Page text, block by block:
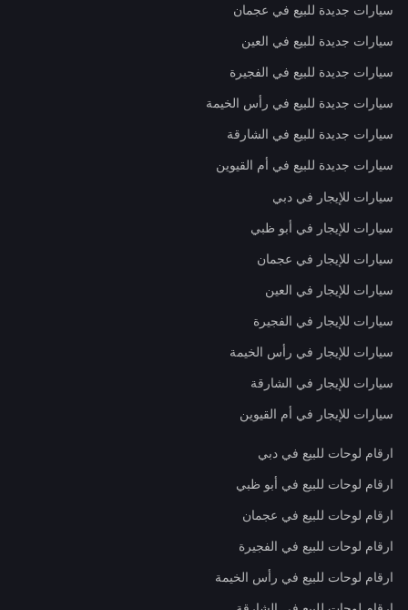
سيارات جديدة للبيع في عجمان
سيارات جديدة للبيع في العين
سيارات جديدة للبيع في الفجيرة
سيارات جديدة للبيع في رأس الخيمة
سيارات جديدة للبيع في الشارقة
سيارات جديدة للبيع في أم القيوين
سيارات للإيجار في دبي
سيارات للإيجار في أبو ظبي
سيارات للإيجار في عجمان
سيارات للإيجار في العين
سيارات للإيجار في الفجيرة
سيارات للإيجار في رأس الخيمة
سيارات للإيجار في الشارقة
سيارات للإيجار في أم القيوين
ارقام لوحات للبيع في دبي
ارقام لوحات للبيع في أبو ظبي
ارقام لوحات للبيع في عجمان
ارقام لوحات للبيع في الفجيرة
ارقام لوحات للبيع في رأس الخيمة